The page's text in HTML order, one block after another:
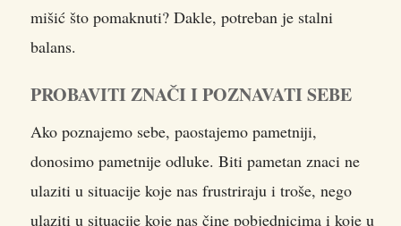
mišić što pomaknuti? Dakle, potreban je stalni
balans.
PROBAVITI ZNAČI I POZNAVATI SEBE
Ako poznajemo sebe, paostajemo pametniji,
donosimo pametnije odluke. Biti pametan znaci ne
ulaziti u situacije koje nas frustriraju i troše, nego
ulaziti u situacije koje nas čine pobjednicima i koje u